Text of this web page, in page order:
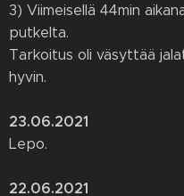
3) Viimeisellä 44min
putkelta.
Tarkoitus oli väsyttää
hyvin.
23.06.2021
Lepo.
22.06.2021